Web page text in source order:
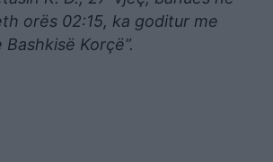
orës 02:15, ka goditur me
Korçë”.